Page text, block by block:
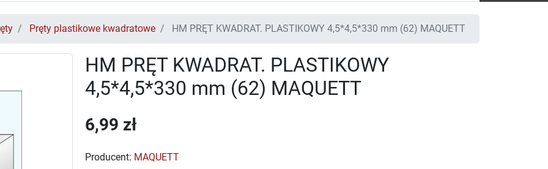
Pręty plastikowe kwadratowe HM PRĘT KWADRAT. PLASTIKOWY 4,5*4,5*330 mm (62) MAQUETT
HM PRĘT KWADRAT. PLASTIKOWY
4,5*4,5*330 mm (62) MAQUETT
6,99 zł
Producent: MAQUETT